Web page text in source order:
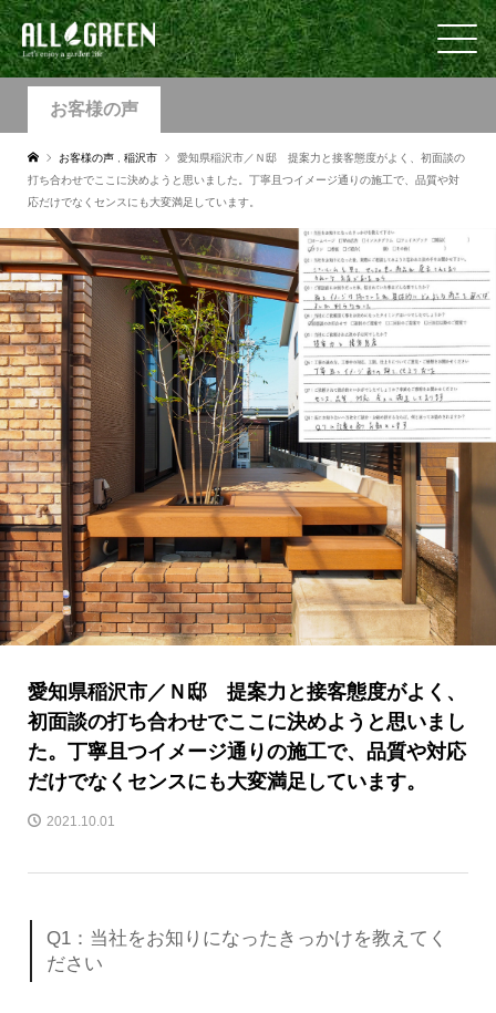
お客様の声
お客様の声 稲沢市
愛知県稲沢市／Ｎ邸 提案力と接客態度がよく、初面談の
打ち合わせでここに決めようと思いました。丁寧且つイメージ通りの施工で、品質や対
応だけでなくセンスにも大変満足しています。
愛知県稲沢市／Ｎ邸 提案力と接客態度がよく、
初面談の打ち合わせでここに決めようと思いまし
た。丁寧且つイメージ通りの施工で、品質や対応
だけでなくセンスにも大変満足しています。
2021.10.01
Q1：当社をお知りになったきっかけを教えてく
ださい